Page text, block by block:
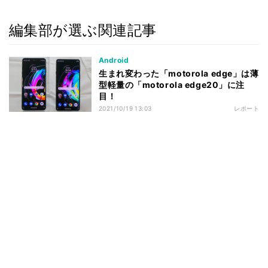
編集部が選ぶ関連記事
Android
生まれ変わった「motorola edge」は薄
型軽量の「motorola edge20」に注
目！
2021/10/19 13:03 レポート